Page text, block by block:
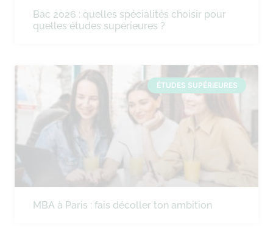
Bac 2026 : quelles spécialités choisir pour
quelles études supérieures ?
ÉTUDES SUPÉRIEURES
MBA à Paris : fais décoller ton ambition